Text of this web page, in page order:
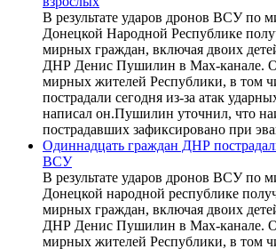
В результате ударов дронов ВСУ по
Донецкой Народной Республике
мирных граждан, включая двоих
ДНР Денис Пушилин в Max-канале.
мирных жителей Республики, в том
пострадали сегодня из-за атак
написал он.Пушилин уточнил, что
пострадавших зафиксировано при
Одиннадцать граждан ДНР
ВСУ
В результате ударов дронов ВСУ по
Донецкой народной республике
мирных граждан, включая двоих
ДНР Денис Пушилин в Max-канале.
мирных жителей Республики, в том